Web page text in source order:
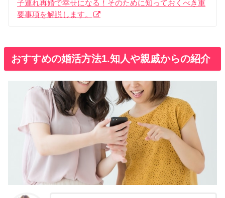
子連れ再婚で幸せになる！そのために知っておくべき重
要事項を解説します。
おすすめの婚活方法1.知人や親戚からの紹介